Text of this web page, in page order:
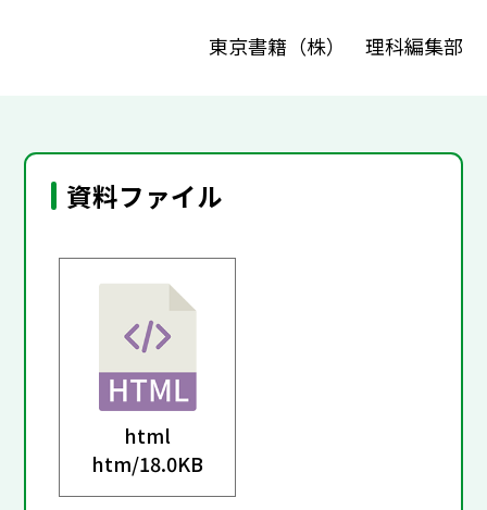
東京書籍（株） 理科編集部
資料ファイル
html
htm/18.0KB